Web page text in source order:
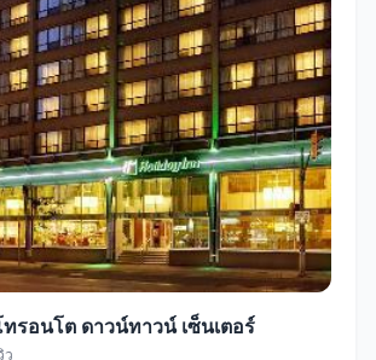
รอนโต ดาวน์ทาวน์ เซ็นเตอร์
ว